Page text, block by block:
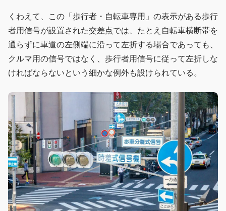
くわえて、この「歩行者・自転車専用」の表示がある歩行
者用信号が設置された交差点では、たとえ自転車横断帯を
通らずに車道の左側端に沿って左折する場合であっても、
クルマ用の信号ではなく、歩行者用信号に従って左折しな
ければならないという細かな例外も設けられている。